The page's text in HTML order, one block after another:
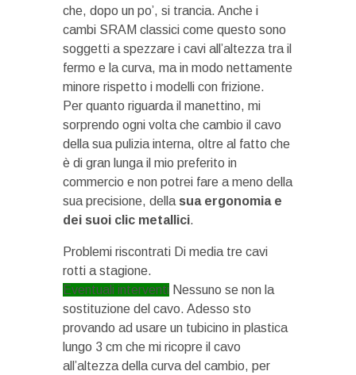
che, dopo un po’, si trancia. Anche i
cambi SRAM classici come questo sono
soggetti a spezzare i cavi all’altezza tra il
fermo e la curva, ma in modo nettamente
minore rispetto i modelli con frizione.
Per quanto riguarda il manettino, mi
sorprendo ogni volta che cambio il cavo
della sua pulizia interna, oltre al fatto che
è di gran lunga il mio preferito in
commercio e non potrei fare a meno della
sua precisione, della sua ergonomia e
dei suoi clic metallici.
Problemi riscontrati Di media tre cavi
rotti a stagione.
Eventuali interventi Nessuno se non la
sostituzione del cavo. Adesso sto
provando ad usare un tubicino in plastica
lungo 3 cm che mi ricopre il cavo
all’altezza della curva del cambio, per